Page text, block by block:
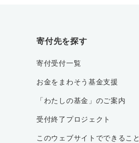
寄付先を探す
寄付受付一覧
お金をまわそう基金支援
「わたしの基金」のご案内
受付終了プロジェクト
このウェブサイトでできること